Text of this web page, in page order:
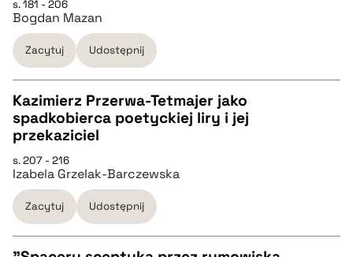
pobierz cytat
BIBTEX
pobierz cytat
s. 181 - 206
Bogdan Mazan
Zacytuj Udostępnij
CZYSTY TEKST
pobierz cytat
BIBTEX
Kazimierz Przerwa-Tetmajer jako
spadkobierca poetyckiej liry i jej
przekaziciel
s. 207 - 216
Izabela Grzelak-Barczewska
Zacytuj Udostępnij